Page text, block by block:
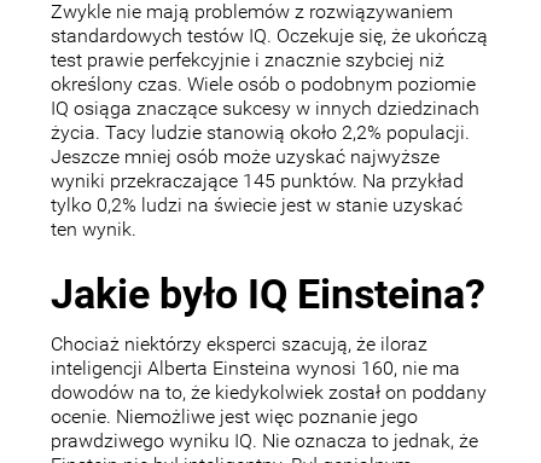
Zwykle nie mają problemów z rozwiązywaniem
standardowych testów IQ. Oczekuje się, że ukończą
test prawie perfekcyjnie i znacznie szybciej niż
określony czas. Wiele osób o podobnym poziomie
IQ osiąga znaczące sukcesy w innych dziedzinach
życia. Tacy ludzie stanowią około 2,2% populacji.
Jeszcze mniej osób może uzyskać najwyższe
wyniki przekraczające 145 punktów. Na przykład
tylko 0,2% ludzi na świecie jest w stanie uzyskać
ten wynik.
Jakie było IQ Einsteina?
Chociaż niektórzy eksperci szacują, że iloraz
inteligencji Alberta Einsteina wynosi 160, nie ma
dowodów na to, że kiedykolwiek został on poddany
ocenie. Niemożliwe jest więc poznanie jego
prawdziwego wyniku IQ. Nie oznacza to jednak, że